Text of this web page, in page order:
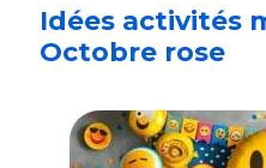
Idées activités
Octobre rose